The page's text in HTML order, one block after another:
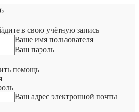
в свою учётную запись
Ваше имя пользователя
Ваш пароль
помощь
Ваш адрес электронной почты